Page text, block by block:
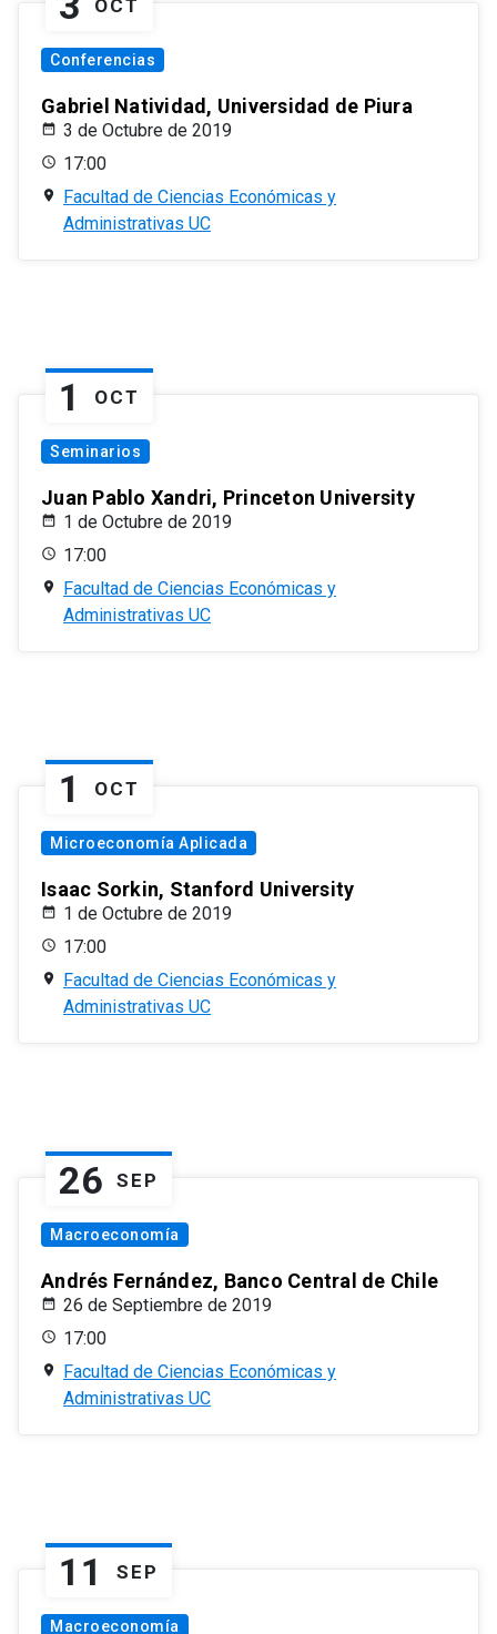
OCT
Conferencias
Gabriel Natividad, Universidad de Piura
3 de Octubre de 2019
17:00
Facultad de Ciencias Económicas y
Administrativas UC
1 OCT
Seminarios
Juan Pablo Xandri, Princeton University
1 de Octubre de 2019
17:00
Facultad de Ciencias Económicas y
Administrativas UC
1 OCT
Microeconomía Aplicada
Isaac Sorkin, Stanford University
1 de Octubre de 2019
17:00
Facultad de Ciencias Económicas y
Administrativas UC
26 SEP
Macroeconomía
Andrés Fernández, Banco Central de Chile
26 de Septiembre de 2019
17:00
Facultad de Ciencias Económicas y
Administrativas UC
11 SEP
Macroeconomía